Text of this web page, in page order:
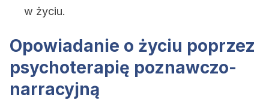
w życiu.
Opowiadanie o życiu poprzez
psychoterapię poznawczo-
narracyjną